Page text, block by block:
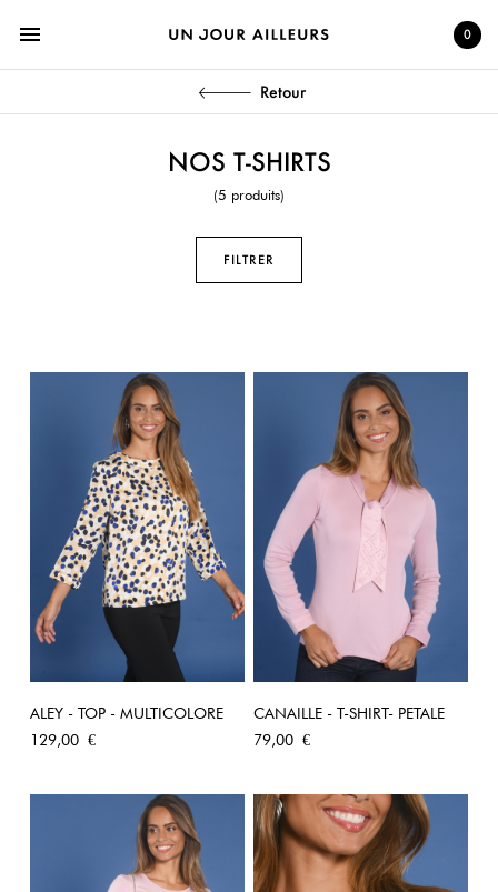
menu 0
Retour
NOS T-SHIRTS
(5 produits)
FILTRER
ALEY - TOP - MULTICOLORE
Prix
129,00 €
CANAILLE - T-SHIRT- PETALE
Prix
79,00 €